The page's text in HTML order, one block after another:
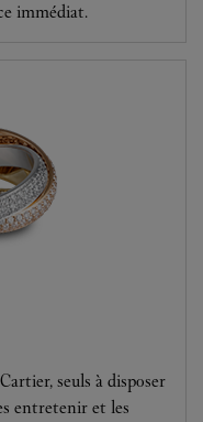
immédiat.
seuls à disposer
entretenir et les